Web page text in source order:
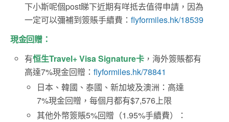
下小斯呢個post睇下近期有咩抵去值得申請，因為
一定可以彌補到簽賬手續費：flyformiles.hk/18539
現金回贈：
有恒生Travel+ Visa Signature卡 ，海外簽賬都有
高達7%現金回贈：flyformiles.hk/78841
日本、韓國、泰國、新加坡及澳洲：高達
7%現金回贈，每個月都有$7,576上限
其他外幣簽賬5%回贈（1.95%手續費）：